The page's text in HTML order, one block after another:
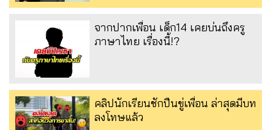
จากปากเพื่อน เด็ก14 เคยบ่นถึงครู
ภาษาไทย เรื่องนี้!?
คลิปนักเรียนชักปืนขู่เพื่อน ล่าสุดมีบท
ลงโทษแล้ว